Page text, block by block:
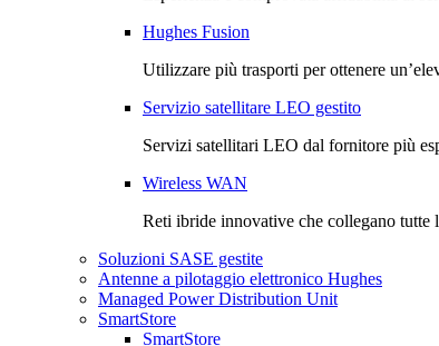
Hughes Fusion
Utilizzare più trasporti per ottenere
Servizio satellitare LEO gestito
Servizi satellitari LEO dal fornitore più
Wireless WAN
Reti ibride innovative che collegano tutte
Soluzioni SASE gestite
Antenne a pilotaggio elettronico Hughes
Managed Power Distribution Unit
SmartStore
SmartStore